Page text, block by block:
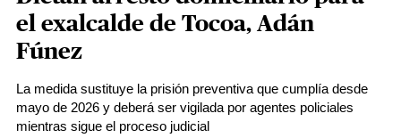
el exalcalde de Tocoa, Adán
Fúnez
La medida sustituye la prisión preventiva que cumplía desde
mayo de 2026 y deberá ser vigilada por agentes policiales
mientras sigue el proceso judicial